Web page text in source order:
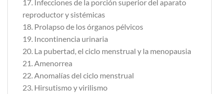
17. Infecciones de la porción superior del aparato
reproductor y sistémicas
18. Prolapso de los órganos pélvicos
19. Incontinencia urinaria
20. La pubertad, el ciclo menstrual y la menopausia
21. Amenorrea
22. Anomalías del ciclo menstrual
23. Hirsutismo y virilismo